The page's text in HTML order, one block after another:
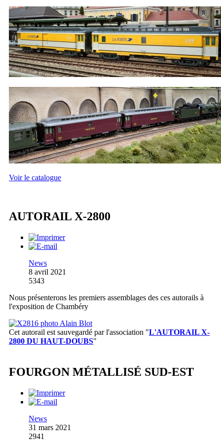
Voir le catalogue
AUTORAIL X-2800
News
8 avril 2021
5343
Nous présenterons les premiers assemblages des ces autorails à
l'exposition de Chambéry
Cet autorail est sauvegardé par l'association "L'AUTORAIL X-
2800 DU HAUT-DOUBS"
FOURGON MÉTALLISÉ SUD-EST
News
31 mars 2021
2941